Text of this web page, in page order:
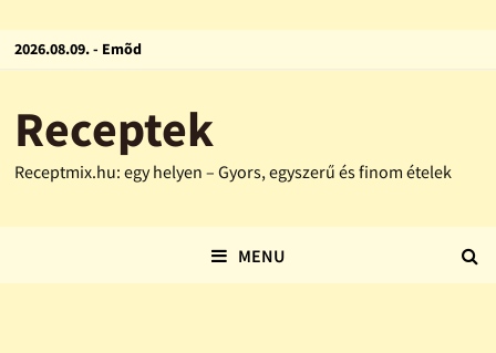
2026.08.09. - Emõd
Receptek
Receptmix.hu: egy helyen – Gyors, egyszerű és finom ételek
MENU